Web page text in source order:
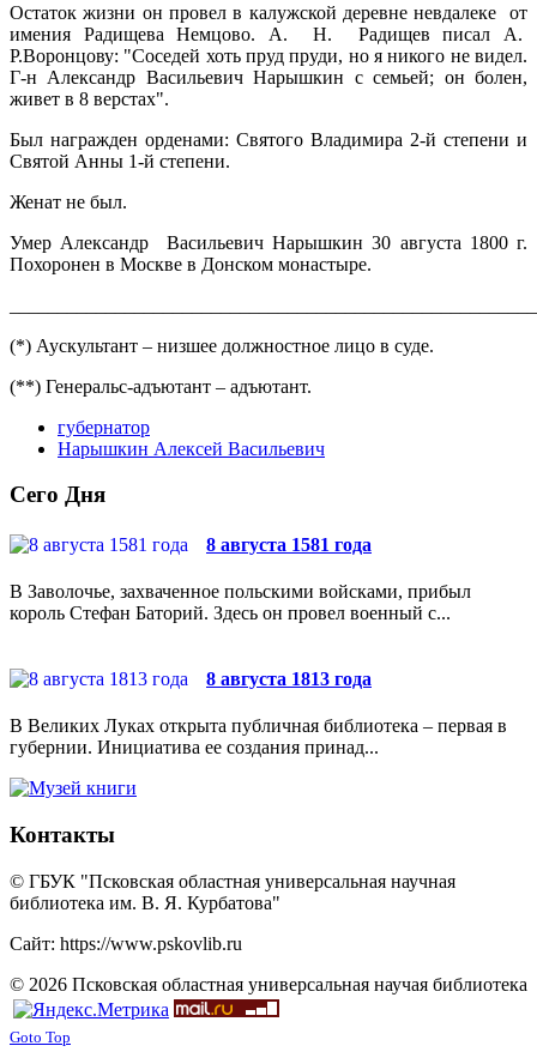
Остаток жизни он провел в калужской деревне невдалеке от
имения Радищева Немцово. А. Н. Радищев писал А.
Р.Воронцову: "Соседей хоть пруд пруди, но я никого не видел.
Г-н Александр Васильевич Нарышкин с семьей; он болен,
живет в 8 верстах".
Был награжден орденами: Святого Владимира 2-й степени и
Святой Анны 1-й степени.
Женат не был.
Умер Александр Васильевич Нарышкин 30 августа 1800 г.
Похоронен в Москве в Донском монастыре.
(*) Аускультант – низшее должностное лицо в суде.
(**) Генеральс-адъютант – адъютант.
губернатор
Нарышкин Алексей Васильевич
Сего Дня
8 августа 1581 года
В Заволочье, захваченное польскими войсками, прибыл
король Стефан Баторий. Здесь он провел военный с...
8 августа 1813 года
В Великих Луках открыта публичная библиотека – первая в
губернии. Инициатива ее создания принад...
Контакты
© ГБУК "Псковская областная универсальная научная
библиотека им. В. Я. Курбатова"
Сайт: https://www.pskovlib.ru
© 2026 Псковская областная универсальная научая библиотека
Goto Top